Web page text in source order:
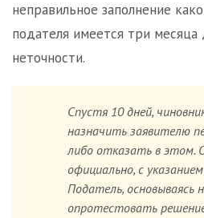
неправильное заполнение
подателя имеется три месяца
неточности.
Спустя 10 дней,
назначить заявителю
либо отказать в этом.
официально, с
Податель, основываясь
опротестовать